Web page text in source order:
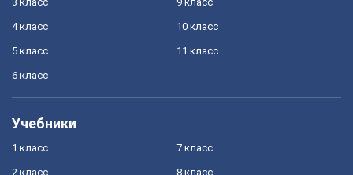
4 класс
5 класс
6 класс
10 класс
11 класс
Учебники
1 класс
2 класс
7 класс
8 класс